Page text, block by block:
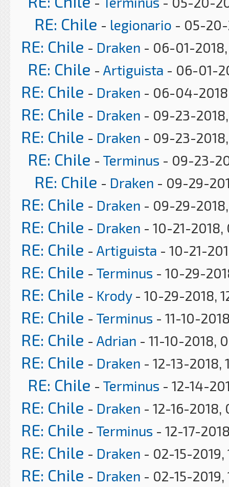
RE: Chile - legionario - 05-20-
RE: Chile - Draken - 06-01-
RE: Chile - Artiguista - 06-01-
RE: Chile - Draken - 06-04-
RE: Chile - Draken - 09-23-
RE: Chile - Draken - 09-23-
RE: Chile - Terminus - 09-23-
RE: Chile - Draken - 09-29-
RE: Chile - Draken - 09-29-
RE: Chile - Draken - 10-21-2018,
RE: Chile - Artiguista - 10-21-
RE: Chile - Terminus - 10-29-
RE: Chile - Krody- 10-29-2018,
RE: Chile - Terminus - 11-10-
RE: Chile - Adrian - 11-10-2018,
RE: Chile - Draken - 12-13-2018,
RE: Chile - Terminus - 12-14-
RE: Chile - Draken - 12-16-2018,
RE: Chile - Terminus - 12-17-
RE: Chile - Draken - 02-15-2019,
RE: Chile - Draken - 02-15-2019,